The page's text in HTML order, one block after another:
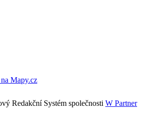
Redakční Systém společnosti W Partner